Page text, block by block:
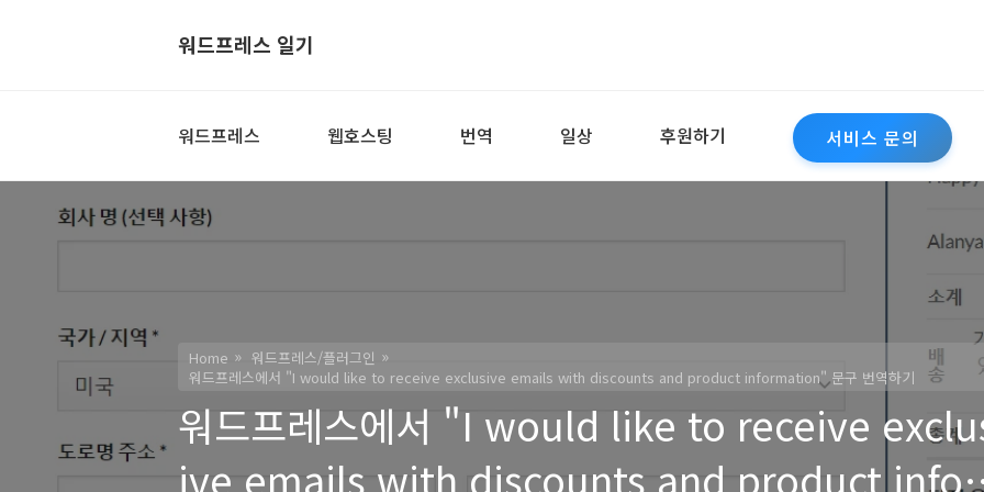
워드프레스 일기
워드프레스 웹호스팅 번역 일상 후원하기 서비스 문의
Home
워드프레스/플러그인
워드프레스에서 "I would like to receive exclusive emails with discounts and product information" 문구 번역하기
워드프레스에서 "I would like to receive
ive emails with discounts and product infor